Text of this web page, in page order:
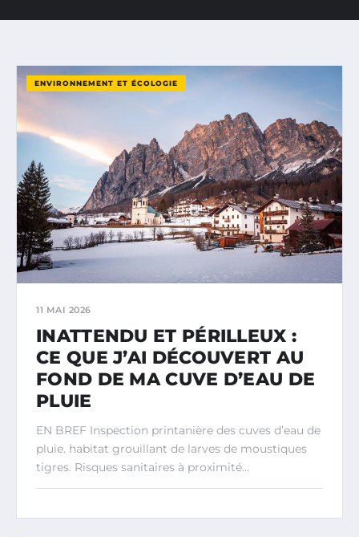
ENVIRONNEMENT ET ÉCOLOGIE
11 MAI 2026
INATTENDU ET PÉRILLEUX :
CE QUE J’AI DÉCOUVERT AU
FOND DE MA CUVE D’EAU DE
PLUIE
EN BREF Inspection printanière des cuves d’eau de
pluie. habitat grouillant de larves de moustiques
tigres. Risques sanitaires à proximité…